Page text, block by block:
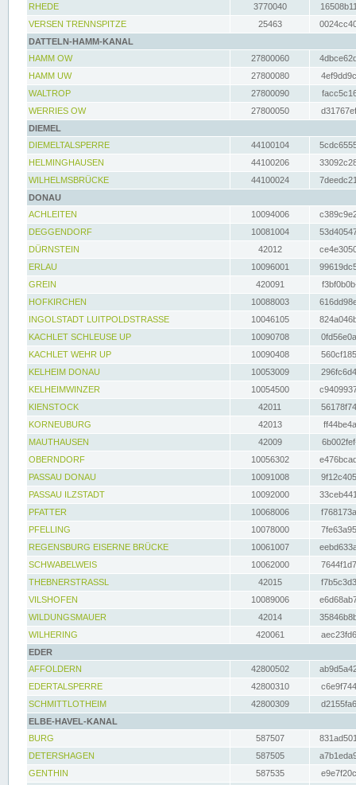
RHEDE
3770040
VERSEN TRENNSPITZE
25463
DATTELN-HAMM-KANAL
HAMM OW
27800060
HAMM UW
27800080
WALTROP
27800090
WERRIES OW
27800050
DIEMEL
DIEMELTALSPERRE
44100104
HELMINGHAUSEN
44100206
WILHELMSBRÜCKE
44100024
DONAU
ACHLEITEN
10094006
DEGGENDORF
10081004
DÜRNSTEIN
42012
ERLAU
10096001
GREIN
420091
HOFKIRCHEN
10088003
INGOLSTADT LUITPOLDSTRASSE
10046105
KACHLET SCHLEUSE UP
10090708
KACHLET WEHR UP
10090408
KELHEIM DONAU
10053009
KELHEIMWINZER
10054500
KIENSTOCK
42011
KORNEUBURG
42013
MAUTHAUSEN
42009
OBERNDORF
10056302
PASSAU DONAU
10091008
PASSAU ILZSTADT
10092000
PFATTER
10068006
PFELLING
10078000
REGENSBURG EISERNE BRÜCKE
10061007
SCHWABELWEIS
10062000
THEBNERSTRASSL
42015
VILSHOFEN
10089006
WILDUNGSMAUER
42014
WILHERING
420061
EDER
AFFOLDERN
42800502
EDERTALSPERRE
42800310
SCHMITTLOTHEIM
42800309
ELBE-HAVEL-KANAL
BURG
587507
DETERSHAGEN
587505
GENTHIN
587535